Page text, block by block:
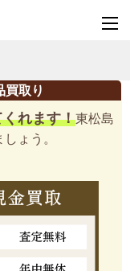
買取り
れます！東松島
ょう。